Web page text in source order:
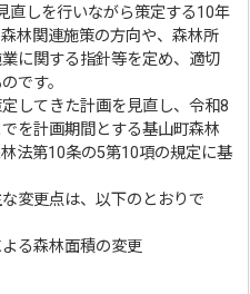
直しを行いながら策定する10年
林関連施策の方向や、森林所
に関する指針等を定め、適切
です。
してきた計画を見直し、令和8
を計画期間とする基山町森林
法第10条の5第10項の規定に基
変更点は、以下のとおりで
る森林面積の変更